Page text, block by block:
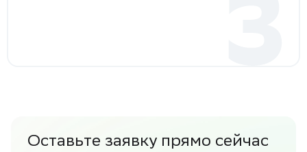
Оставьте заявку прямо сейчас